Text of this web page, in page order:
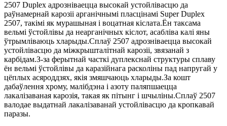
2507 Duplex адрозніваецца высокай устойлівасцю да
раўнамернай карозіі арганічнымі пласцінамі Super Duplex
2507, такімі як мурашыная і воцатная кіслата.Ён таксама
вельмі ўстойлівы да неарганічных кіслот, асабліва калі яны
ўтрымліваюць хларыды.Сплаў 2507 адрозніваецца высокай
устойлівасцю да міжкрышталітнай карозіі, звязанай з
карбідам.З-за ферытнай часткі дуплекснай структуры сплаву
ён вельмі ўстойлівы да каразійнага расколіны пад напругай у
цёплых асяроддзях, якія змяшчаюць хларыды.За кошт
дабаўлення хрому, малібдэна і азоту паляпшаецца
лакалізаваная карозія, такая як пітынг і шчыліны.Сплаў 2507
валодае выдатнай лакалізаванай устойлівасцю да кропкавай
паразы.